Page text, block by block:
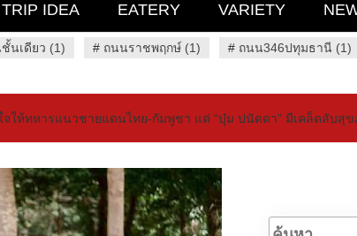
TRIP IDEA EATERY VARIETY
นเดียว (1) # ถนนราชพฤกษ์ (1) # ถนน346ปทุมธานี (1)
ให้ทหารแนวชายแดนไทย-กัมพูชา แต่ “บุ๋ม ปนัดดา” มีเคล็ดลับสุ